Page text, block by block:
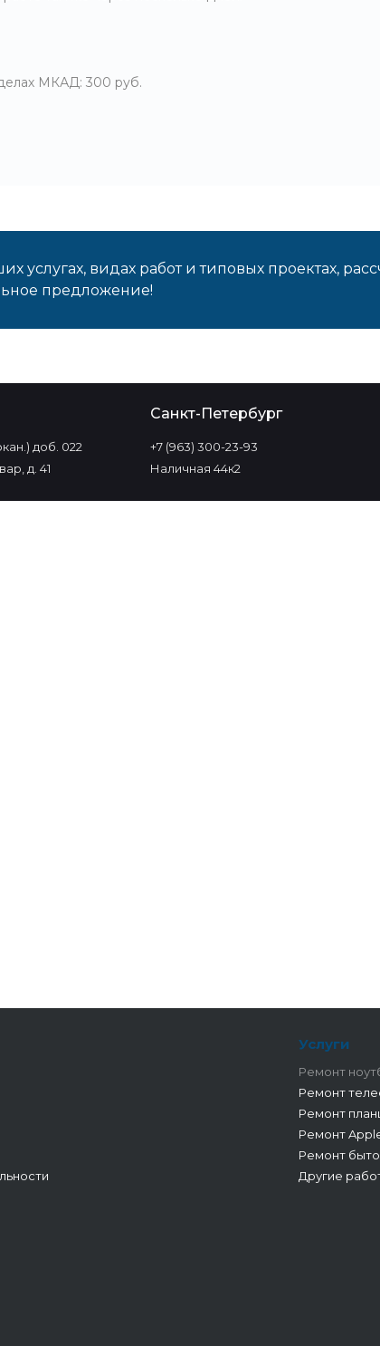
МКАД: 300 руб.
услугах, видах работ и типовых проектах,
предложение!
доб. 022
д. 41
Санкт-Петербург
+7 (963) 300-23-93
Наличная 44к2
Услуги
Ремонт
Ремонт
Ремонт
Ремонт
Ремонт
Другие